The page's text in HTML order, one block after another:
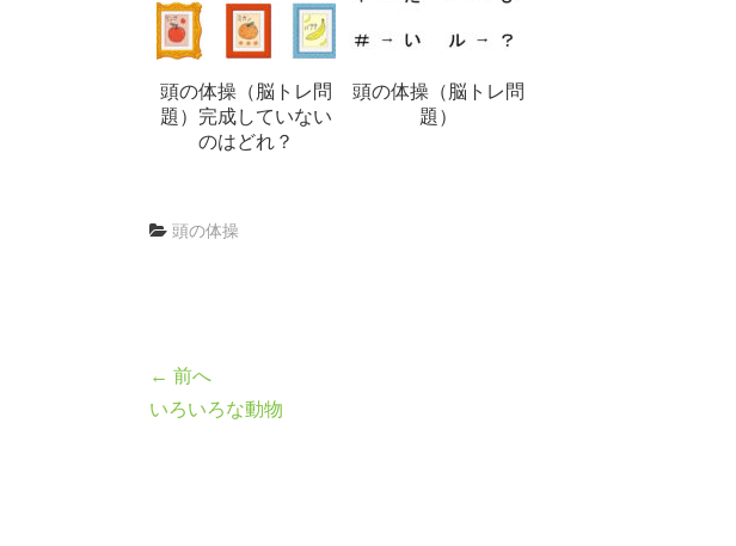
頭の体操（脳トレ問
題）完成していない
のはどれ？
頭の体操（脳トレ問
題）
頭の体操
← 前へ
いろいろな動物